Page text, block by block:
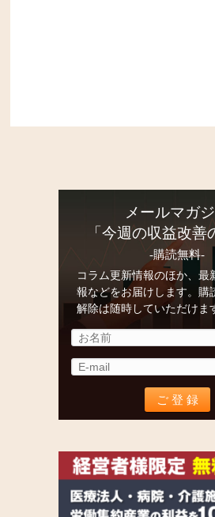
メールマガ
「今週の収益改善
-購読無料-
コラム更新情報のほか、最
報などをお届けします。購
解除は随時していただけま